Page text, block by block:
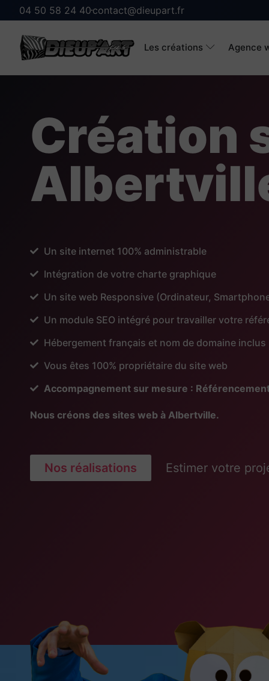
04 50 58 24 40 contact@dieupart.fr
Les créations Agence
Création
Un site internet 100% administrable
Intégration de votre charte graphique
Un site web Responsive (Ordinateur,
Un module SEO intégré pour travailler votre
Hébergement français et nom de domaine inclus
Vous êtes 100% propriétaire du site web
Accompagnement sur mesure :
Nous créons des sites web à Albertville.
Nos réalisations Estimer votre